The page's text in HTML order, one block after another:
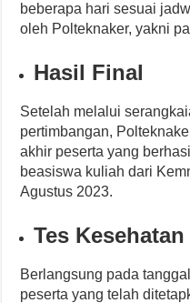
beberapa hari sesuai
oleh Polteknaker, yakni
Hasil Final
Setelah melalui
pertimbangan,
akhir peserta yang
beasiswa kuliah dari
Agustus 2023.
Tes Kesehatan
Berlangsung pada
peserta yang telah